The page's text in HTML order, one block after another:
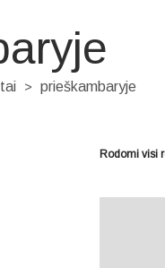
> prieškambaryje
Rodomi visi